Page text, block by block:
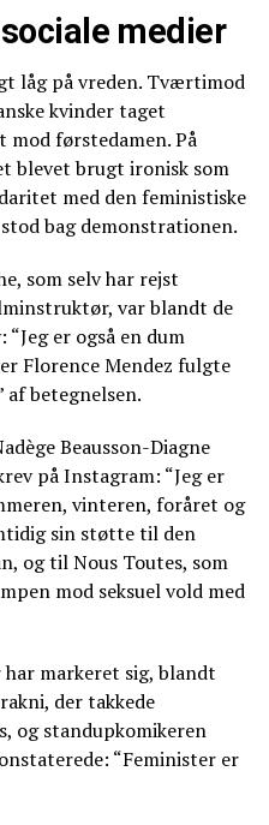
medier
låg på vreden. Tværtimod
kvinder taget
førstedamen. På
blevet brugt ironisk som
med den feministiske
bag demonstrationen.
som selv har rejst
var blandt de
er også en dum
Florence Mendez fulgte
betegnelsen.
Beausson-Diagne
på Instagram: “Jeg er
vinteren, foråret og
sin støtte til den
og til Nous Toutes, som
mod seksuel vold med
markeret sig, blandt
der takkede
og standupkomikeren
“Feminister er